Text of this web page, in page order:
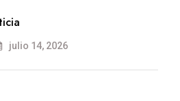
julio 14, 2026